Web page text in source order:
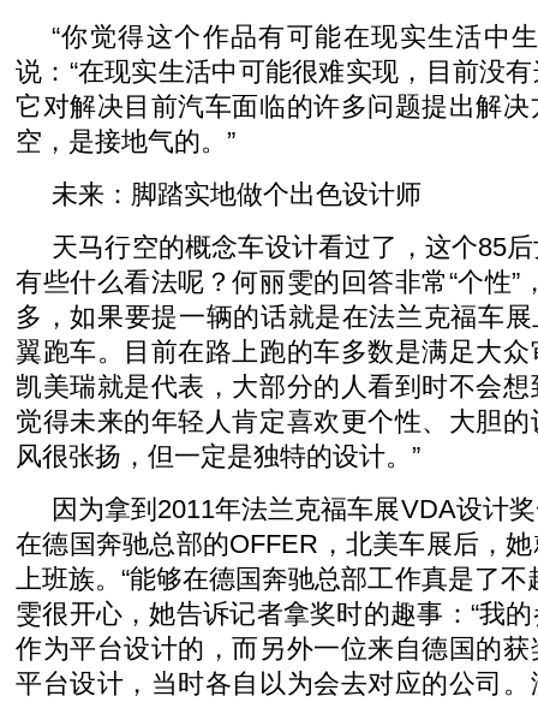
“你觉得这个作品有可能在现实生活中
说：“在现实生活中可能很难实现，目前没
它对解决目前汽车面临的许多问题提出解
空，是接地气的。”
未来：脚踏实地做个出色设计师
天马行空的概念车设计看过了，这个85
有些什么看法呢？何丽雯的回答非常“个性”
多，如果要提一辆的话就是在法兰克福车
翼跑车。目前在路上跑的车多数是满足大
凯美瑞就是代表，大部分的人看到时不会
觉得未来的年轻人肯定喜欢更个性、大胆
风很张扬，但一定是独特的设计。”
因为拿到2011年法兰克福车展VDA设计
在德国奔驰总部的OFFER，北美车展后，
上班族。“能够在德国奔驰总部工作真是了不
雯很开心，她告诉记者拿奖时的趣事：“我
作为平台设计的，而另外一位来自德国的
平台设计，当时各自以为会去对应的公司